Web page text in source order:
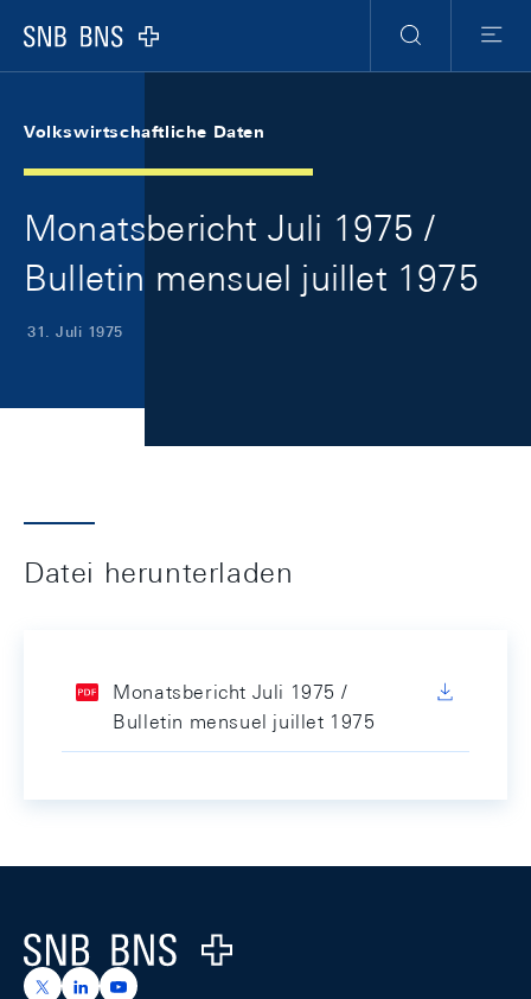
Logo
Suche
Menu
Volkswirtschaftliche Daten
Monatsbericht Juli 1975 /
Bulletin mensuel juillet 1975
31. Juli 1975
Datei herunterladen
Monatsbericht Juli 1975 /
Bulletin mensuel juillet 1975
Logo
https://x.com/snb_bns
https://ch.linkedin.com/company/swiss-national-
https://www.youtube.com/@swissnationalbank